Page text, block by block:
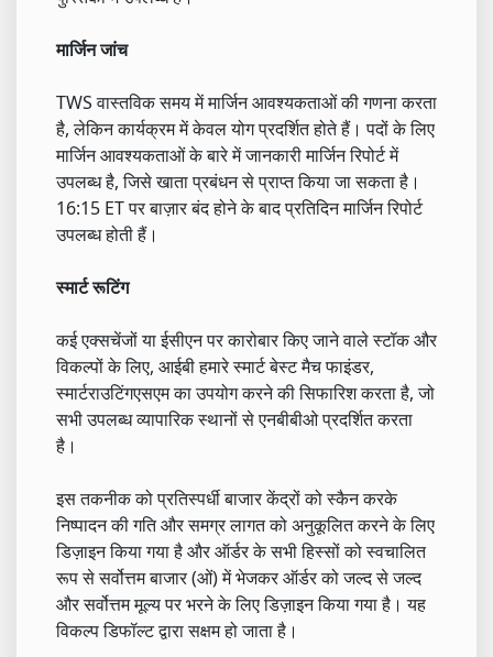
मार्जिन जांच
TWS वास्तविक समय में मार्जिन आवश्यकताओं की गणना करता
है, लेकिन कार्यक्रम में केवल योग प्रदर्शित होते हैं। पदों के लिए
मार्जिन आवश्यकताओं के बारे में जानकारी मार्जिन रिपोर्ट में
उपलब्ध है, जिसे खाता प्रबंधन से प्राप्त किया जा सकता है।
16:15 ET पर बाज़ार बंद होने के बाद प्रतिदिन मार्जिन रिपोर्ट
उपलब्ध होती हैं।
स्मार्ट रूटिंग
कई एक्सचेंजों या ईसीएन पर कारोबार किए जाने वाले स्टॉक और
विकल्पों के लिए, आईबी हमारे स्मार्ट बेस्ट मैच फाइंडर,
स्मार्टराउटिंगएसएम का उपयोग करने की सिफारिश करता है, जो
सभी उपलब्ध व्यापारिक स्थानों से एनबीबीओ प्रदर्शित करता
है।
इस तकनीक को प्रतिस्पर्धी बाजार केंद्रों को स्कैन करके
निष्पादन की गति और समग्र लागत को अनुकूलित करने के लिए
डिज़ाइन किया गया है और ऑर्डर के सभी हिस्सों को स्वचालित
रूप से सर्वोत्तम बाजार (ओं) में भेजकर ऑर्डर को जल्द से जल्द
और सर्वोत्तम मूल्य पर भरने के लिए डिज़ाइन किया गया है। यह
विकल्प डिफॉल्ट द्वारा सक्षम हो जाता है।